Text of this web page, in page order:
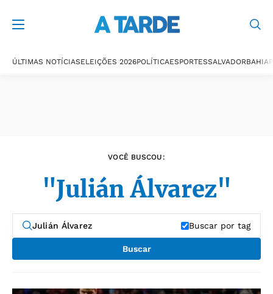
ÚLTIMAS NOTÍCIASELEIÇÕES 2026POLÍTICAESPORTESSALVADORBAHIA
VOCÊ BUSCOU:
"Julián Álvarez"
Buscar por tag
Buscar